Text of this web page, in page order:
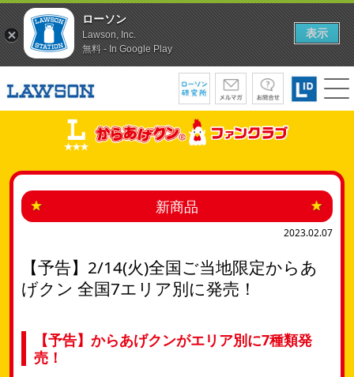
新商品
2023.02.07
【予告】2/14(火)全国ご当地限定からあ
げクン 全国7エリア別に発売！
【予告】からあげクンがエリア別に7種類発
売！
ローソン
Lawson, Inc.
無料 - In Google Play
表示